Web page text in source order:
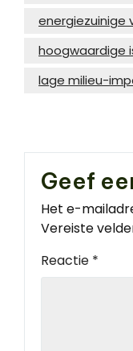
energiezuinige
hoogwaardige
lage milieu-
Geef
Het e-
Vereiste
Reactie *